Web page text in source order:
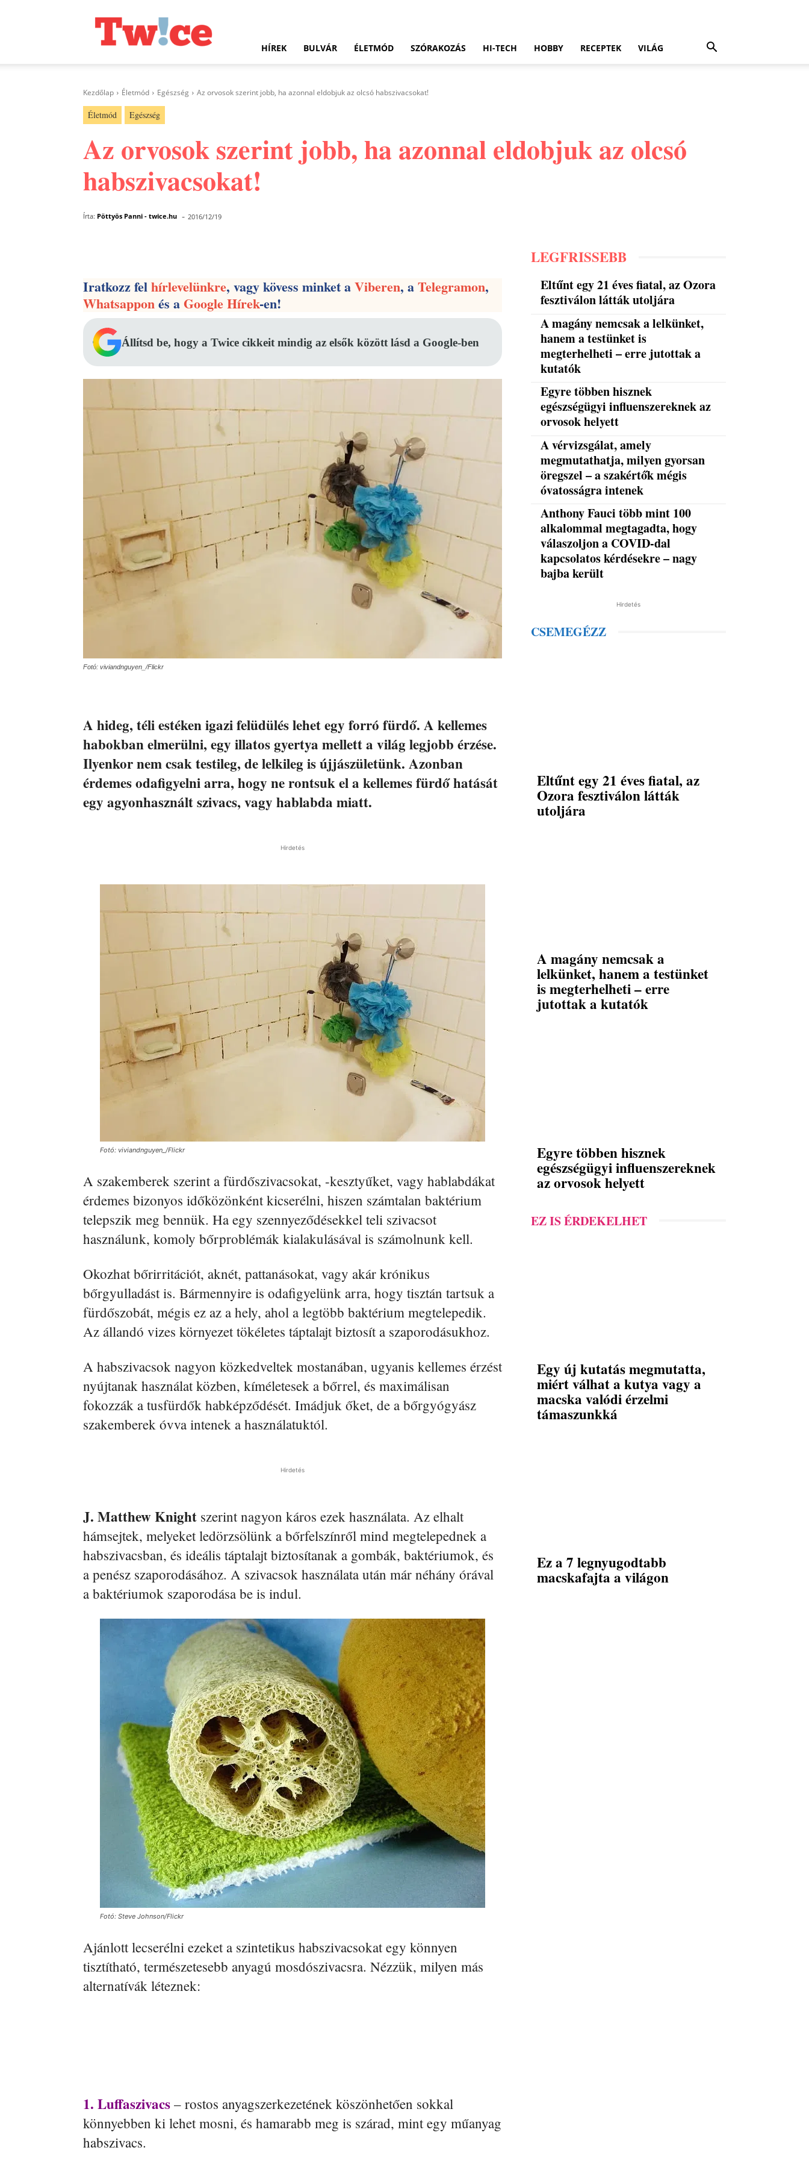
HÍREK BULVÁR ÉLETMÓD SZÓRAKOZÁS HI-TECH HOBBY RECEPTEK VILÁG
Kezdőlap Életmód Egészség Az orvosok szerint jobb, ha azonnal eldobjuk az olcsó habszivacsokat!
Életmód Egészség
Az orvosok szerint jobb, ha azonnal eldobjuk az olcsó
habszivacsokat!
Írta: Pöttyös Panni - twice.hu - 2016/12/19
Iratkozz felhírlevelünkre, vagy kövess minket aViberen, aTelegramon,
Whatsapponés aGoogle Hírek-en!
Állítsd be, hogy a Twice cikkeit mindig az elsők között lásd a Google-ben
Fotó: viviandnguyen_/Flickr
A hideg, téli estéken igazi felüdülés lehet egy forró fürdő. A kellemes
habokban elmerülni, egy illatos gyertya mellett a világ legjobb érzése.
Ilyenkor nem csak testileg, de lelkileg is újjászületünk. Azonban
érdemes odafigyelni arra, hogy ne rontsuk el a kellemes fürdő hatását
egy agyonhasznált szivacs, vagy hablabda miatt.
Hirdetés
Fotó: viviandnguyen_/Flickr
A szakemberek szerint a fürdőszivacsokat, -kesztyűket, vagy hablabdákat
érdemes bizonyos időközönként kicserélni, hiszen számtalan baktérium
telepszik meg bennük. Ha egy szennyeződésekkel teli szivacsot
használunk, komoly bőrproblémák kialakulásával is számolnunk kell.
Okozhat bőrirritációt, aknét, pattanásokat, vagy akár krónikus
bőrgyulladást is. Bármennyire is odafigyelünk arra, hogy tisztán tartsuk a
fürdőszobát, mégis ez az a hely, ahol a legtöbb baktérium megtelepedik.
Az állandó vizes környezet tökéletes táptalajt biztosít a szaporodásukhoz.
A habszivacsok nagyon közkedveltek mostanában, ugyanis kellemes érzést
nyújtanak használat közben, kíméletesek a bőrrel, és maximálisan
fokozzák a tusfürdők habképződését. Imádjuk őket, de a bőrgyógyász
szakemberek óvva intenek a használatuktól.
Hirdetés
J. Matthew Knight szerint nagyon káros ezek használata. Az elhalt
hámsejtek, melyeket ledörzsölünk a bőrfelszínről mind megtelepednek a
habszivacsban, és ideális táptalajt biztosítanak a gombák, baktériumok, és
a penész szaporodásához. A szivacsok használata után már néhány órával
a baktériumok szaporodása be is indul.
Fotó: Steve Johnson/Flickr
Ajánlott lecserélni ezeket a szintetikus habszivacsokat egy könnyen
tisztítható, természetesebb anyagú mosdószivacsra. Nézzük, milyen más
alternatívák léteznek:
1. Luffaszivacs – rostos anyagszerkezetének köszönhetően sokkal
könnyebben ki lehet mosni, és hamarabb meg is szárad, mint egy műanyag
habszivacs.
LEGFRISSEBB
Eltűnt egy 21 éves fiatal, az Ozora
fesztiválon látták utoljára
A magány nemcsak a lelkünket,
hanem a testünket is
megterhelheti – erre jutottak a
kutatók
Egyre többen hisznek
egészségügyi influenszereknek az
orvosok helyett
A vérvizsgálat, amely
megmutathatja, milyen gyorsan
öregszel – a szakértők mégis
óvatosságra intenek
Anthony Fauci több mint 100
alkalommal megtagadta, hogy
válaszoljon a COVID-dal
kapcsolatos kérdésekre – nagy
bajba került
Hirdetés
CSEMEGÉZZ
Eltűnt egy 21 éves fiatal, az
Ozora fesztiválon látták
utoljára
A magány nemcsak a
lelkünket, hanem a testünket
is megterhelheti – erre
jutottak a kutatók
Egyre többen hisznek
egészségügyi influenszereknek
az orvosok helyett
EZ IS ÉRDEKELHET
Egy új kutatás megmutatta,
miért válhat a kutya vagy a
macska valódi érzelmi
támaszunkká
Ez a 7 legnyugodtabb
macskafajta a világon